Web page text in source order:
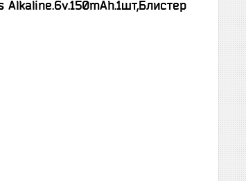
Alkaline.6v.150mAh.1шт,Блистер